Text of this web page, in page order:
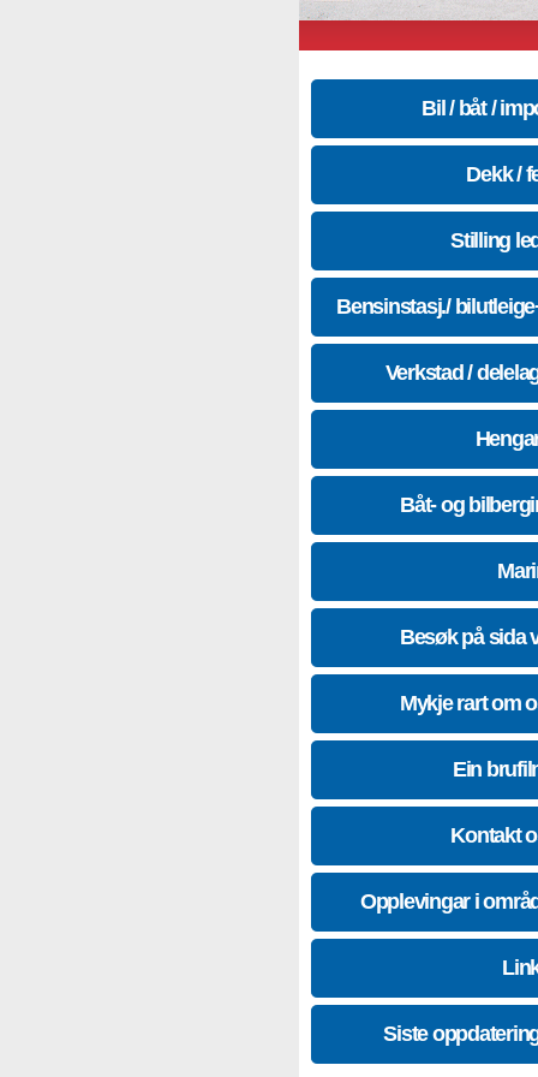
Bil / båt /
Dekk /
Stilling
Bensinstasj./
Verkstad /
Båt- og
Besøk på sida
Mykje rart om
Ein
Kontakt
Opplevingar i
Siste